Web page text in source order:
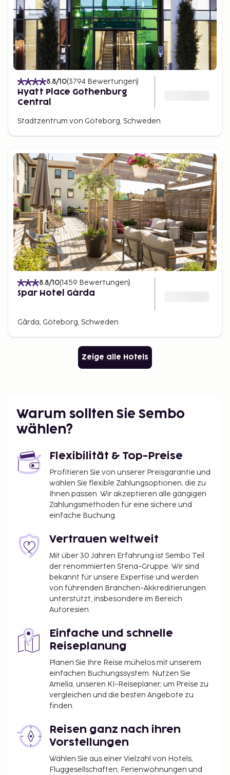
8.8/10(3794 Bewertungen)
Hyatt Place Gothenburg
Central
Stadtzentrum von Göteborg, Schweden
8.8/10(1459 Bewertungen)
Spar Hotel Gårda
Gårda, Göteborg, Schweden
Zeige alle Hotels
Warum sollten Sie Sembo
wählen?
Flexibilität & Top-Preise
Profitieren Sie von unserer Preisgarantie und
wählen Sie flexible Zahlungsoptionen, die zu
Ihnen passen. Wir akzeptieren alle gängigen
Zahlungsmethoden für eine sichere und
einfache Buchung.
Vertrauen weltweit
Mit über 30 Jahren Erfahrung ist Sembo Teil
der renommierten Stena-Gruppe. Wir sind
bekannt für unsere Expertise und werden
von führenden Branchen-Akkreditierungen
unterstützt, insbesondere im Bereich
Autoresien.
Einfache und schnelle
Reiseplanung
Planen Sie Ihre Reise mühelos mit unserem
einfachen Buchungssystem. Nutzen Sie
Amelia, unseren KI-Reiseplaner, um Preise zu
vergleichen und die besten Angebote zu
finden.
Reisen ganz nach ihren
Vorstellungen
Wählen Sie aus einer Vielzahl von Hotels,
Fluggesellschaften, Ferienwohnungen und